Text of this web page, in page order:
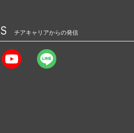
チアキャリアからの発信